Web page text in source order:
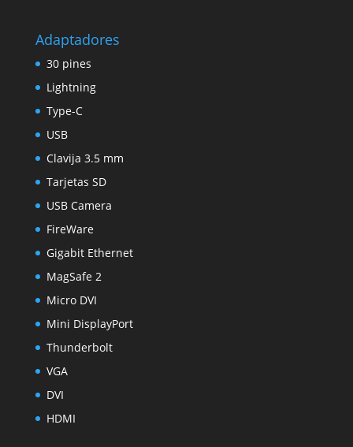
Adaptadores
30 pines
Lightning
Type-C
USB
Clavija 3.5 mm
Tarjetas SD
USB Camera
FireWare
Gigabit Ethernet
MagSafe 2
Micro DVI
Mini DisplayPort
Thunderbolt
VGA
DVI
HDMI